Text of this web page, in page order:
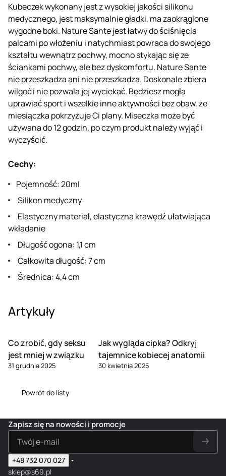
Kubeczek wykonany jest z wysokiej jakości silikonu
medycznego, jest maksymalnie gładki, ma zaokrąglone
wygodne boki. Nature Sante jest łatwy do ściśnięcia
palcami po włożeniu i natychmiast powraca do swojego
kształtu wewnątrz pochwy, mocno stykając się ze
ściankami pochwy, ale bez dyskomfortu. Nature Sante
nie przeszkadza ani nie przeszkadza. Doskonale zbiera
wilgoć i nie pozwala jej wyciekać. Będziesz mogła
uprawiać sport i wszelkie inne aktywności bez obaw, że
miesiączka pokrzyżuje Ci plany. Miseczka może być
używana do 12 godzin, po czym produkt należy wyjąć i
wyczyścić.
Cechy:
Pojemność: 20ml
Silikon medyczny
Elastyczny materiał, elastyczna krawędź ułatwiająca
wkładanie
Długość ogona: 1,1 cm
Całkowita długość: 7 cm
Średnica: 4,4 cm
Artykuły
Co zrobić, gdy seksu
jest mniej w związku
31 grudnia 2025
Jak wygląda cipka? Odkryj
tajemnice kobiecej anatomii
30 kwietnia 2025
Powrót do listy
Zapisz się na nowości i promocje
+48 732 070 027
sklep@s69.pl